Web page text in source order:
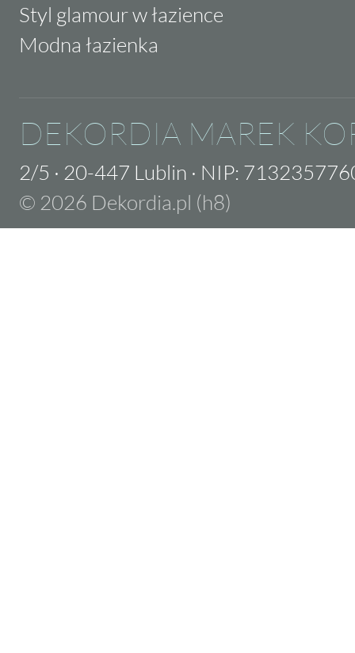
Styl glamour w łazience
Modna łazienka
DEKORDIA MAREK
2/5 · 20-447 Lublin · NIP:
© 2026 Dekordia.pl (h8)